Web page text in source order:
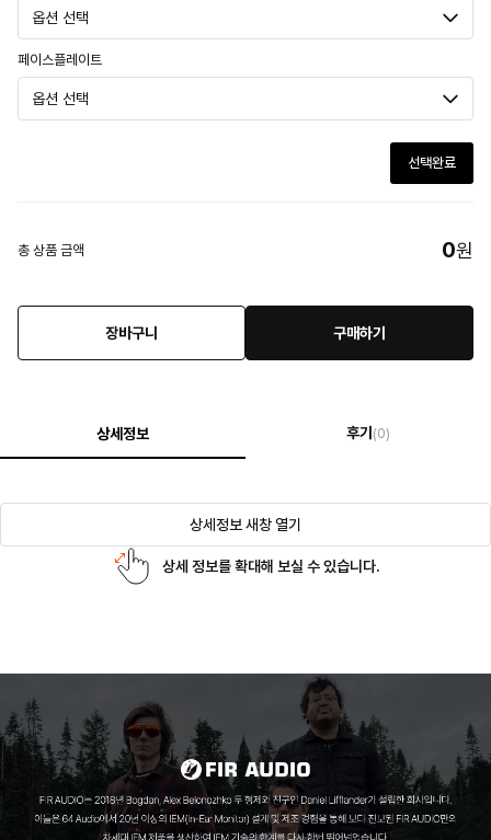
페이스플레이트
선택완료
총 상품 금액 0원
장바구니 구매하기
상세정보 후기 (0)
상세정보 새창 열기
상세 정보를 확대해 보실 수 있습니다.